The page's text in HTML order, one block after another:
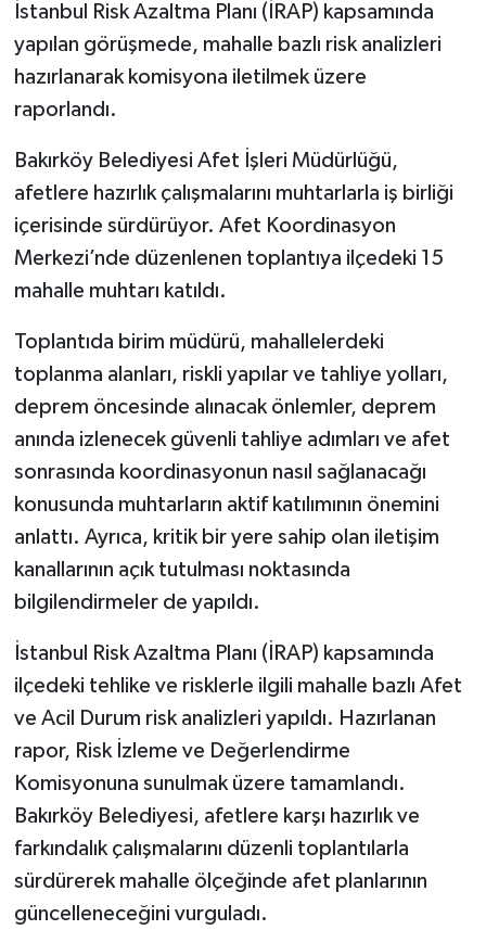
İstanbul Risk Azaltma Planı (İRAP) kapsamında
yapılan görüşmede, mahalle bazlı risk analizleri
hazırlanarak komisyona iletilmek üzere
raporlandı.
Bakırköy Belediyesi Afet İşleri Müdürlüğü,
afetlere hazırlık çalışmalarını muhtarlarla iş birliği
içerisinde sürdürüyor. Afet Koordinasyon
Merkezi’nde düzenlenen toplantıya ilçedeki 15
mahalle muhtarı katıldı.
Toplantıda birim müdürü, mahallelerdeki
toplanma alanları, riskli yapılar ve tahliye yolları,
deprem öncesinde alınacak önlemler, deprem
anında izlenecek güvenli tahliye adımları ve afet
sonrasında koordinasyonun nasıl sağlanacağı
konusunda muhtarların aktif katılımının önemini
anlattı. Ayrıca, kritik bir yere sahip olan iletişim
kanallarının açık tutulması noktasında
bilgilendirmeler de yapıldı.
İstanbul Risk Azaltma Planı (İRAP) kapsamında
ilçedeki tehlike ve risklerle ilgili mahalle bazlı Afet
ve Acil Durum risk analizleri yapıldı. Hazırlanan
rapor, Risk İzleme ve Değerlendirme
Komisyonuna sunulmak üzere tamamlandı.
Bakırköy Belediyesi, afetlere karşı hazırlık ve
farkındalık çalışmalarını düzenli toplantılarla
sürdürerek mahalle ölçeğinde afet planlarının
güncelleneceğini vurguladı.